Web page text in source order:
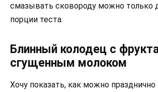
смазывать сковороду можно только
порции теста.
Блинный колодец с
сгущенным молоком
Хочу показать, как можно